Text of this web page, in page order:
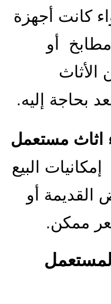
كانت أجهزة
مطابخ أو
الأثاث
بحاجة إليه.
اثاث مستعمل
البيع
القديمة أو
ممكن.